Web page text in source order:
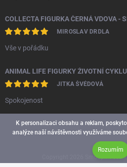
K personalizaci obsahu a reklam,
analýze naší návštěvnosti využíváme
Rozumím
COLLECTA FIGURKA ČERNÁ VDOVA -
MIROSLAV DRDLA
Vše v pořádku
ANIMAL LIFE FIGURKY ŽIVOTNÍ
JITKA ŠVÉDOVÁ
Spokojenost
Smoopi.